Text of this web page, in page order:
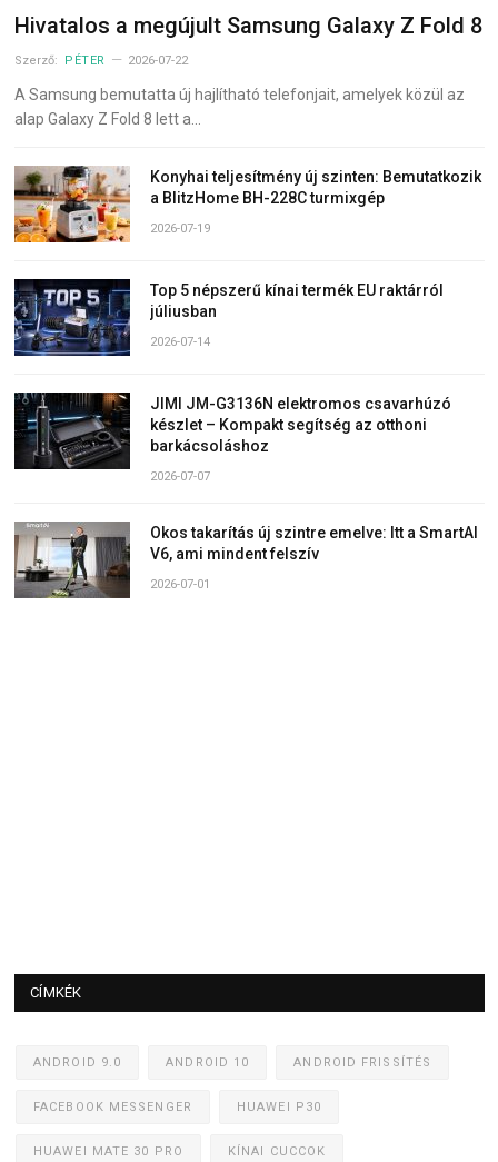
Hivatalos a megújult Samsung Galaxy Z Fold 8
Szerző: PÉTER 2026-07-22
A Samsung bemutatta új hajlítható telefonjait, amelyek közül az
alap Galaxy Z Fold 8 lett a…
Konyhai teljesítmény új szinten: Bemutatkozik
a BlitzHome BH-228C turmixgép
2026-07-19
Top 5 népszerű kínai termék EU raktárról
júliusban
2026-07-14
JIMI JM-G3136N elektromos csavarhúzó
készlet – Kompakt segítség az otthoni
barkácsoláshoz
2026-07-07
Okos takarítás új szintre emelve: Itt a SmartAI
V6, ami mindent felszív
2026-07-01
CÍMKÉK
ANDROID 9.0 ANDROID 10 ANDROID FRISSÍTÉS
FACEBOOK MESSENGER HUAWEI P30
HUAWEI MATE 30 PRO KÍNAI CUCCOK